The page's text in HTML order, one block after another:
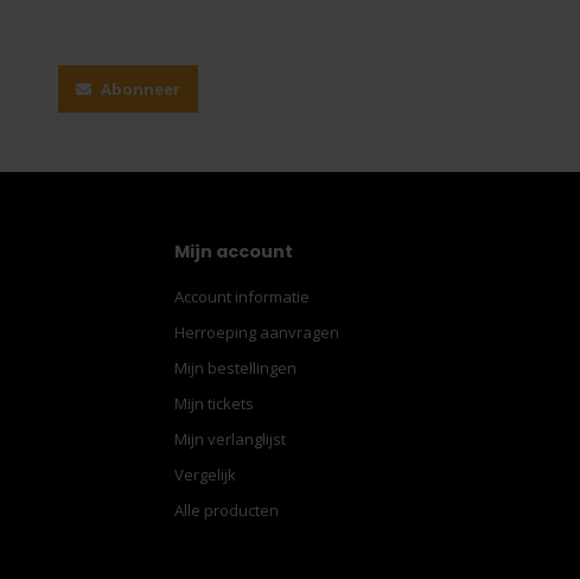
Abonneer
Mijn account
Account informatie
Herroeping aanvragen
Mijn bestellingen
Mijn tickets
Mijn verlanglijst
Vergelijk
Alle producten